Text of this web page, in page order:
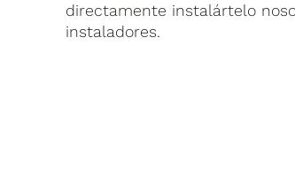
directamente instalártelo
instaladores.